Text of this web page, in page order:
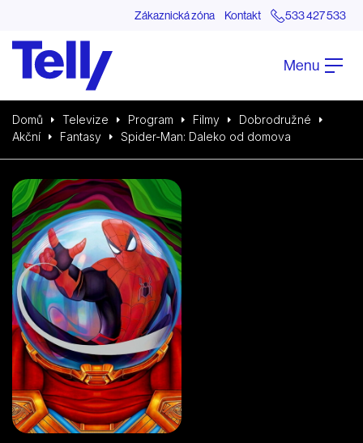
Zákaznická zóna Kontakt 533 427 533
Menu
Domů Televize Program Filmy
Dobrodružné
Akční
Fantasy Spider-Man: Daleko od domova